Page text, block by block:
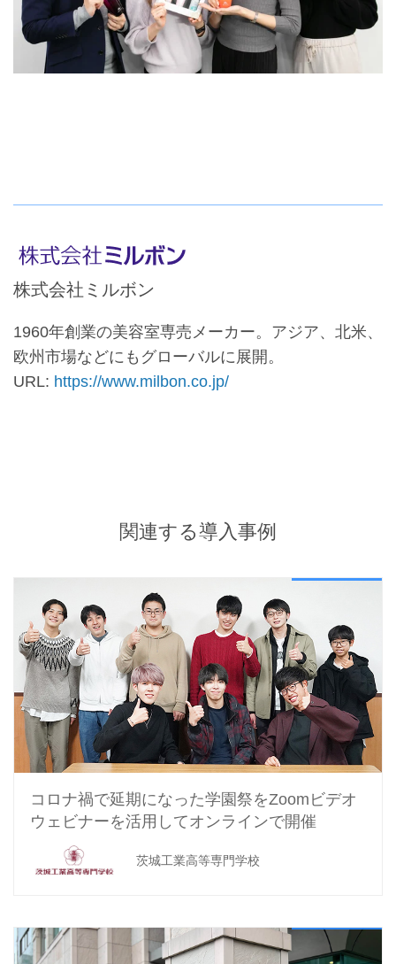
株式会社ミルボン
1960年創業の美容室専売メーカー。アジア、北米、
欧州市場などにもグローバルに展開。
URL: https://www.milbon.co.jp/
関連する導入事例
コロナ禍で延期になった学園祭をZoomビデオ
ウェビナーを活用してオンラインで開催
茨城工業高等専門学校